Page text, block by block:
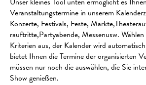
Veranstaltungstermine in unserem
Konzerte, Festivals, Feste,
rauftritte,Partyabende, Messenusw.
Kriterien aus, der Kalender wird
bietet Ihnen die Termine der organisierten
müssen nur noch die auswählen, die Sie
Show genießen.